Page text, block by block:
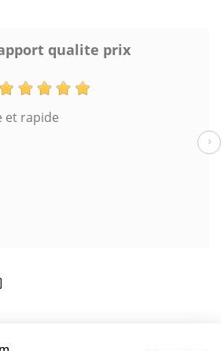
qualite prix
et rapide
›